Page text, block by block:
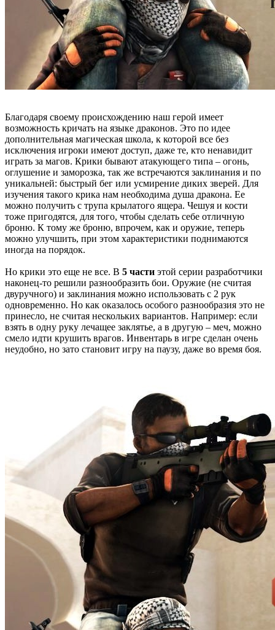
Благодаря своему происхождению наш герой имеет
возможность кричать на языке драконов. Это по идее
дополнительная магическая школа, к которой все без
исключения игроки имеют доступ, даже те, кто ненавидит
играть за магов. Крики бывают атакующего типа – огонь,
оглушение и заморозка, так же встречаются заклинания и по
уникальней: быстрый бег или усмирение диких зверей. Для
изучения такого крика нам необходима душа дракона. Ее
можно получить с трупа крылатого ящера. Чешуя и кости
тоже пригодятся, для того, чтобы сделать себе отличную
броню. К тому же броню, впрочем, как и оружие, теперь
можно улучшить, при этом характеристики поднимаются
иногда на порядок.
Но крики это еще не все. В 5 части этой серии разработчики
наконец-то решили разнообразить бои. Оружие (не считая
двуручного) и заклинания можно использовать с 2 рук
одновременно. Но как оказалось особого разнообразия это не
принесло, не считая нескольких вариантов. Например: если
взять в одну руку лечащее заклятье, а в другую – меч, можно
смело идти крушить врагов. Инвентарь в игре сделан очень
неудобно, но зато становит игру на паузу, даже во время боя.